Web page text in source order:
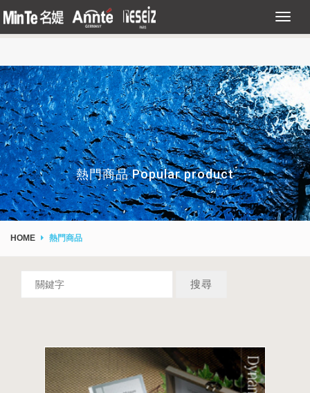
熱門商品 Popular product
HOME 熱門商品